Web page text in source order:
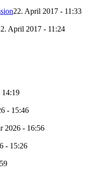
22. April 2017 - 11:33
April 2017 - 11:24
14:19
- 15:46
2026 - 16:56
- 15:26